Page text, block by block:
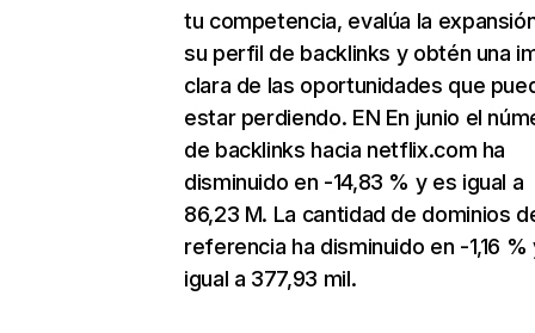
tu competencia, evalúa la
su perfil de backlinks y obtén una
clara de las oportunidades que
estar perdiendo. EN En junio el
de backlinks hacia netflix.com ha
disminuido en -14,83 % y es igual a
86,23 M. La cantidad de dominios
referencia ha disminuido en -1,16 %
igual a 377,93 mil.